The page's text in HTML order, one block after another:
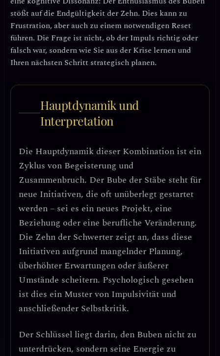
stößt auf die Endgültigkeit der Zehn. Dies kann zu
Frustration, aber auch zu einem notwendigen Reset
führen. Die Frage ist nicht, ob der Impuls richtig oder
falsch war, sondern wie Sie aus der Krise lernen und
Ihren nächsten Schritt strategisch planen.
Hauptdynamik und
Interpretation
Die Hauptdynamik dieser Kombination ist ein
Zyklus von Begeisterung und
Zusammenbruch. Der Bube der Stäbe steht für
neue Initiativen, die oft unüberlegt gestartet
werden – sei es ein neues Projekt, eine
Beziehung oder eine berufliche Veränderung.
Die Zehn der Schwerter zeigt an, dass diese
Initiativen aufgrund mangelnder Planung,
überhöhter Erwartungen oder äußerer
Umstände scheitern. Psychologisch gesehen
ist dies ein Muster von Impulsivität und
anschließender Selbstkritik.
Der Schlüssel liegt darin, den Buben nicht zu
unterdrücken, sondern seine Energie zu